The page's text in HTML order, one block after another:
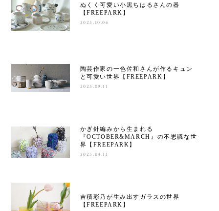
ぬくく可愛い小黒ちはるさんの器
【FREEPARK】
2025.10.06
陶芸作家の一色佐和さんが作るキュン
と可愛い世界【FREEPARK】
2025.09.11
かぎ針編みから生まれる
『OCTOBER&MARCH』の不思議な世
界【FREEPARK】
2025.04.11
吉積彩乃が生み出すガラスの世界
【FREEPARK】